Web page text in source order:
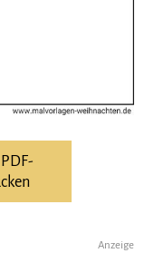
Anzeige